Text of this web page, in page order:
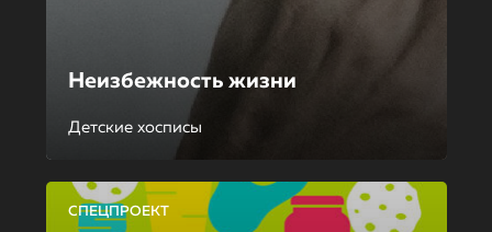
Неизбежность жизни
Детские хосписы
СПЕЦПРОЕКТ